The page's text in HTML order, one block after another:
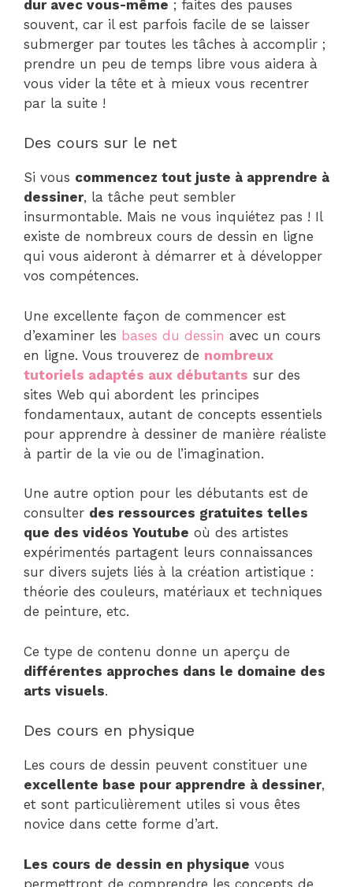
dur avec vous-même ; faites des pauses
souvent, car il est parfois facile de se laisser
submerger par toutes les tâches à accomplir ;
prendre un peu de temps libre vous aidera à
vous vider la tête et à mieux vous recentrer
par la suite !
Des cours sur le net
Si vous commencez tout juste à apprendre à
dessiner, la tâche peut sembler
insurmontable. Mais ne vous inquiétez pas ! Il
existe de nombreux cours de dessin en ligne
qui vous aideront à démarrer et à développer
vos compétences.
Une excellente façon de commencer est
d’examiner les bases du dessin avec un cours
en ligne. Vous trouverez de nombreux
tutoriels adaptés aux débutants sur des
sites Web qui abordent les principes
fondamentaux, autant de concepts essentiels
pour apprendre à dessiner de manière réaliste
à partir de la vie ou de l’imagination.
Une autre option pour les débutants est de
consulter des ressources gratuites telles
que des vidéos Youtube où des artistes
expérimentés partagent leurs connaissances
sur divers sujets liés à la création artistique :
théorie des couleurs, matériaux et techniques
de peinture, etc.
Ce type de contenu donne un aperçu de
différentes approches dans le domaine des
arts visuels.
Des cours en physique
Les cours de dessin peuvent constituer une
excellente base pour apprendre à dessiner,
et sont particulièrement utiles si vous êtes
novice dans cette forme d’art.
Les cours de dessin en physique vous
permettront de comprendre les concepts de